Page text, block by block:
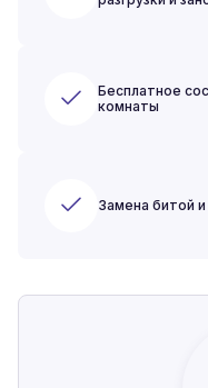
Бесплатное
комнаты
Замена битой